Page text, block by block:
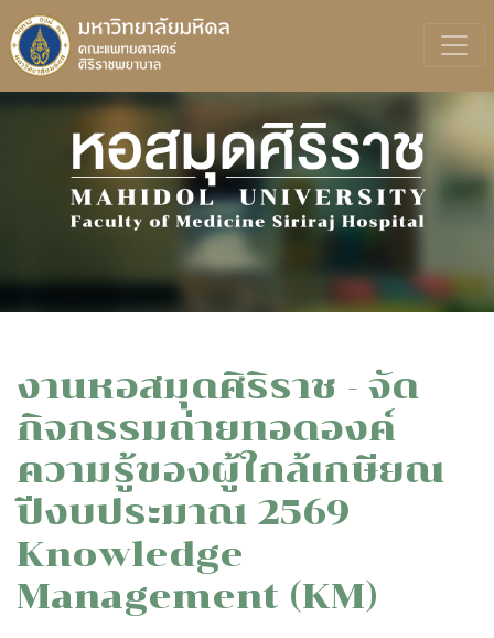
งานหอสมุดศิริราช - จัด
กิจกรรมถ่ายทอดองค์
ความรู้ของผู้ใกล้เกษียณ
ปีงบประมาณ 2569
Knowledge
Management (KM)